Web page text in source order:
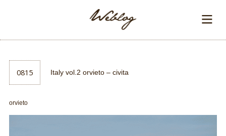
0815 Italy vol.2 orvieto – civita
orvieto